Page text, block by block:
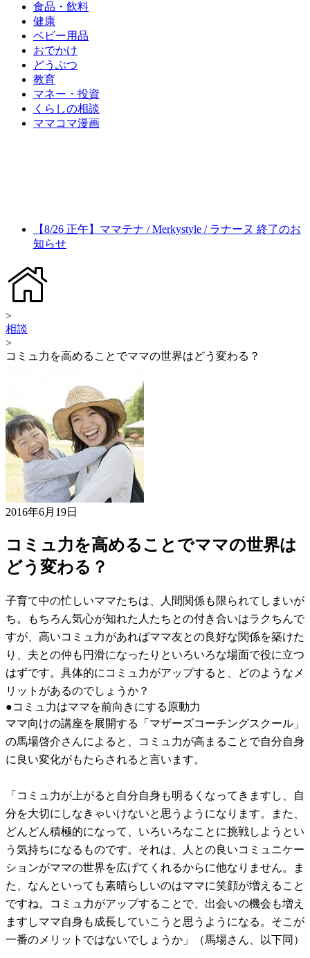
食品・飲料
健康
ベビー用品
おでかけ
どうぶつ
教育
マネー・投資
くらしの相談
ママコマ漫画
【8/26 正午】ママテナ / Merkystyle / ラナーヌ 終了のお
知らせ
>
相談
>
コミュ力を高めることでママの世界はどう変わる？
2016年6月19日
コミュ力を高めることでママの世界は
どう変わる？
子育て中の忙しいママたちは、人間関係も限られてしまいが
ち。もちろん気心が知れた人たちとの付き合いはラクちんで
すが、高いコミュ力があればママ友との良好な関係を築けた
り、夫との仲も円滑になったりといろいろな場面で役に立つ
はずです。具体的にコミュ力がアップすると、どのようなメ
リットがあるのでしょうか？
●コミュ力はママを前向きにする原動力
ママ向けの講座を展開する「マザーズコーチングスクール」
の馬場啓介さんによると、コミュ力が高まることで自分自身
に良い変化がもたらされると言います。
「コミュ力が上がると自分自身も明るくなってきますし、自
分を大切にしなきゃいけないと思うようになります。また、
どんどん積極的になって、いろいろなことに挑戦しようとい
う気持ちになるものです。それは、人との良いコミュニケー
ションがママの世界を広げてくれるからに他なりません。ま
た、なんといっても素晴らしいのはママに笑顔が増えること
ですね。コミュ力がアップすることで、出会いの機会も増え
ますしママ自身も成長していこうと思うようになる。そこが
一番のメリットではないでしょうか」（馬場さん、以下同）